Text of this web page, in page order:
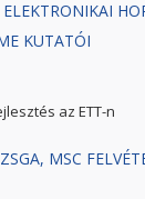
KUTATÓI
az ETT-n
MSC